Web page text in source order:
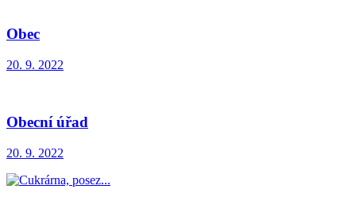
Obec
20. 9. 2022
Obecní úřad
20. 9. 2022